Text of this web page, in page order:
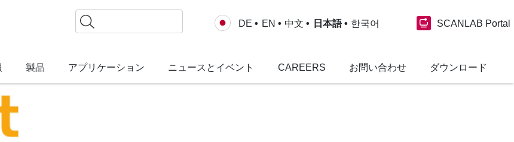
検
索
DE EN 中文 日本語 한국어 SCANLAB Portal
製品 アプリケーション ニュースとイベント CAREERS お問い合わせ ダウンロード